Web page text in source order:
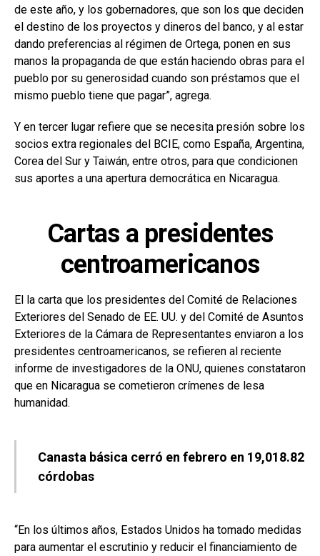
de este año, y los gobernadores, que son los que deciden
el destino de los proyectos y dineros del banco, y al estar
dando preferencias al régimen de Ortega, ponen en sus
manos la propaganda de que están haciendo obras para el
pueblo por su generosidad cuando son préstamos que el
mismo pueblo tiene que pagar”, agrega.
Y en tercer lugar refiere que se necesita presión sobre los
socios extra regionales del BCIE, como España, Argentina,
Corea del Sur y Taiwán, entre otros, para que condicionen
sus aportes a una apertura democrática en Nicaragua.
Cartas a presidentes
centroamericanos
El la carta que los presidentes del Comité de Relaciones
Exteriores del Senado de EE. UU. y del Comité de Asuntos
Exteriores de la Cámara de Representantes enviaron a los
presidentes centroamericanos, se refieren al reciente
informe de investigadores de la ONU, quienes constataron
que en Nicaragua se cometieron crímenes de lesa
humanidad.
Canasta básica cerró en febrero en 19,018.82
córdobas
“En los últimos años, Estados Unidos ha tomado medidas
para aumentar el escrutinio y reducir el financiamiento de